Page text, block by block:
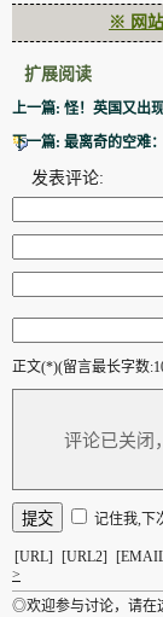
※ 网
扩展阅读
上一篇: 怪！英国又出
下一篇: 最离奇的空难
发表评论:
正文(*)(留言最长字数
记住我,下
[URL] [URL2]
>
◎欢迎参与讨论，请在